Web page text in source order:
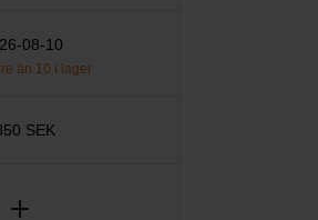
08-10
än 10 i lager
SEK